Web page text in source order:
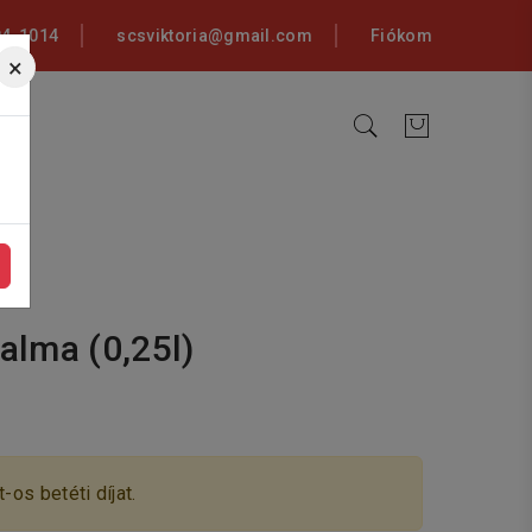
×
1014 scsviktoria@gmail.com Fiókom
(0,25l)
os betéti díjat.